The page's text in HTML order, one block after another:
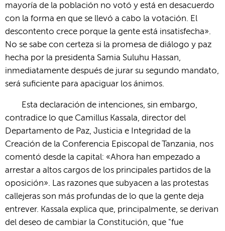
mayoría de la población no votó y está en desacuerdo
con la forma en que se llevó a cabo la votación. El
descontento crece porque la gente está insatisfecha».
No se sabe con certeza si la promesa de diálogo y paz
hecha por la presidenta Samia Suluhu Hassan,
inmediatamente después de jurar su segundo mandato,
será suficiente para apaciguar los ánimos.
Esta declaración de intenciones, sin embargo,
contradice lo que Camillus Kassala, director del
Departamento de Paz, Justicia e Integridad de la
Creación de la Conferencia Episcopal de Tanzania, nos
comentó desde la capital: «Ahora han empezado a
arrestar a altos cargos de los principales partidos de la
oposición». Las razones que subyacen a las protestas
callejeras son más profundas de lo que la gente deja
entrever. Kassala explica que, principalmente, se derivan
del deseo de cambiar la Constitución, que "fue